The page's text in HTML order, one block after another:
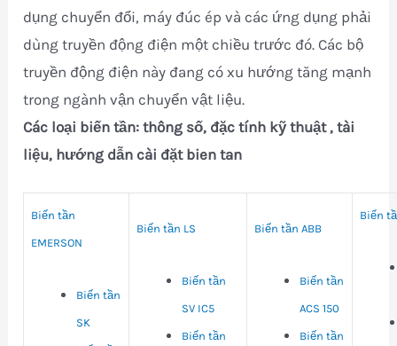
dụng chuyển đổi, máy đúc ép và các ứng dụng phải
dùng truyền động điện một chiều trước đó. Các bộ
truyền động điện này đang có xu hướng tăng mạnh
trong ngành vận chuyển vật liệu.
Các loại biến tần: thông số, đặc tính kỹ thuật , tài
liệu, hướng dẫn cài đặt bien tan
Biến tần
EMERSON
Biến tần
SK
Biến tần LS
Biến tần
SV IC5
Biến tần
Biến tần ABB
Biến tần
ACS 150
Biến tần
Biến